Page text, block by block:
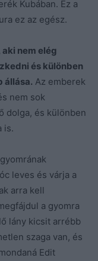
Kubában. Ez a
ez az egész.
nem elég
és különben
állása. Az emberek
nem sok
dolga, és különben
is.
leves és várja a
arra kell
a gyomra
lány kicsit arrébb
szaga van, és
Edit